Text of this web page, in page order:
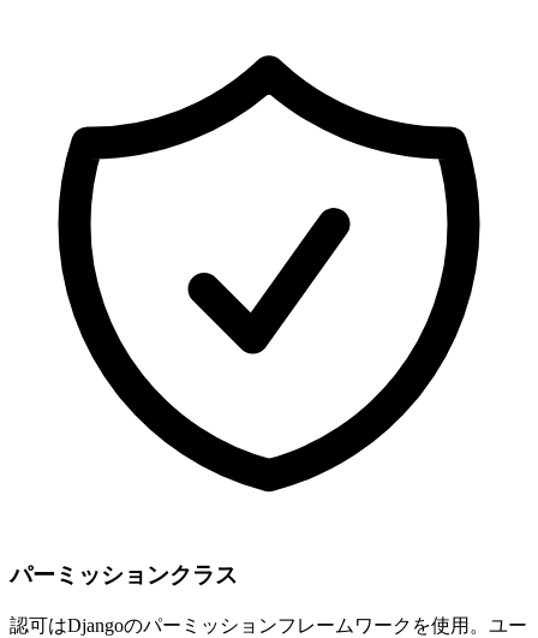
パーミッションクラス
認可はDjangoのパーミッションフレームワークを使用。ユー